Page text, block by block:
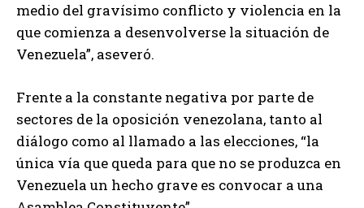
medio del gravísimo conflicto y violencia en la
que comienza a desenvolverse la situación de
Venezuela”, aseveró.
Frente a la constante negativa por parte de
sectores de la oposición venezolana, tanto al
diálogo como al llamado a las elecciones, “la
única vía que queda para que no se produzca en
Venezuela un hecho grave es convocar a una